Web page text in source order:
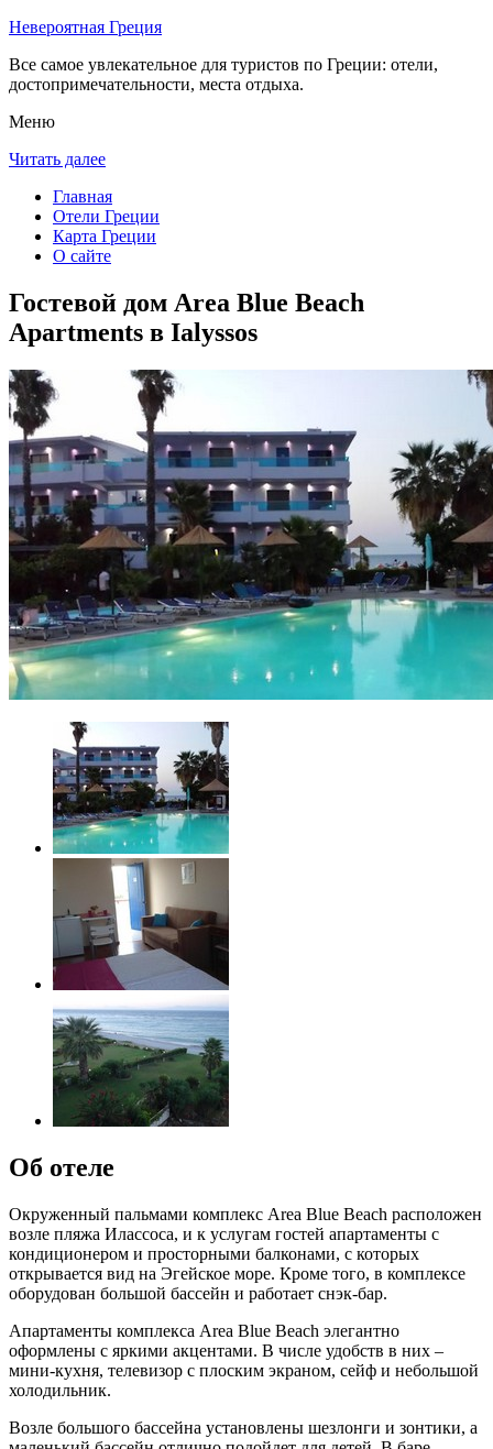
Невероятная Греция
Все самое увлекательное для туристов по Греции: отели,
достопримечательности, места отдыха.
Меню
Читать далее
Главная
Отели Греции
Карта Греции
О сайте
Гостевой дом Area Blue Beach
Apartments в Ialyssos
Об отеле
Окруженный пальмами комплекс Area Blue Beach расположен
возле пляжа Илассоса, и к услугам гостей апартаменты с
кондиционером и просторными балконами, с которых
открывается вид на Эгейское море. Кроме того, в комплексе
оборудован большой бассейн и работает снэк-бар.
Апартаменты комплекса Area Blue Beach элегантно
оформлены с яркими акцентами. В числе удобств в них –
мини-кухня, телевизор с плоским экраном, сейф и небольшой
холодильник.
Возле большого бассейна установлены шезлонги и зонтики, а